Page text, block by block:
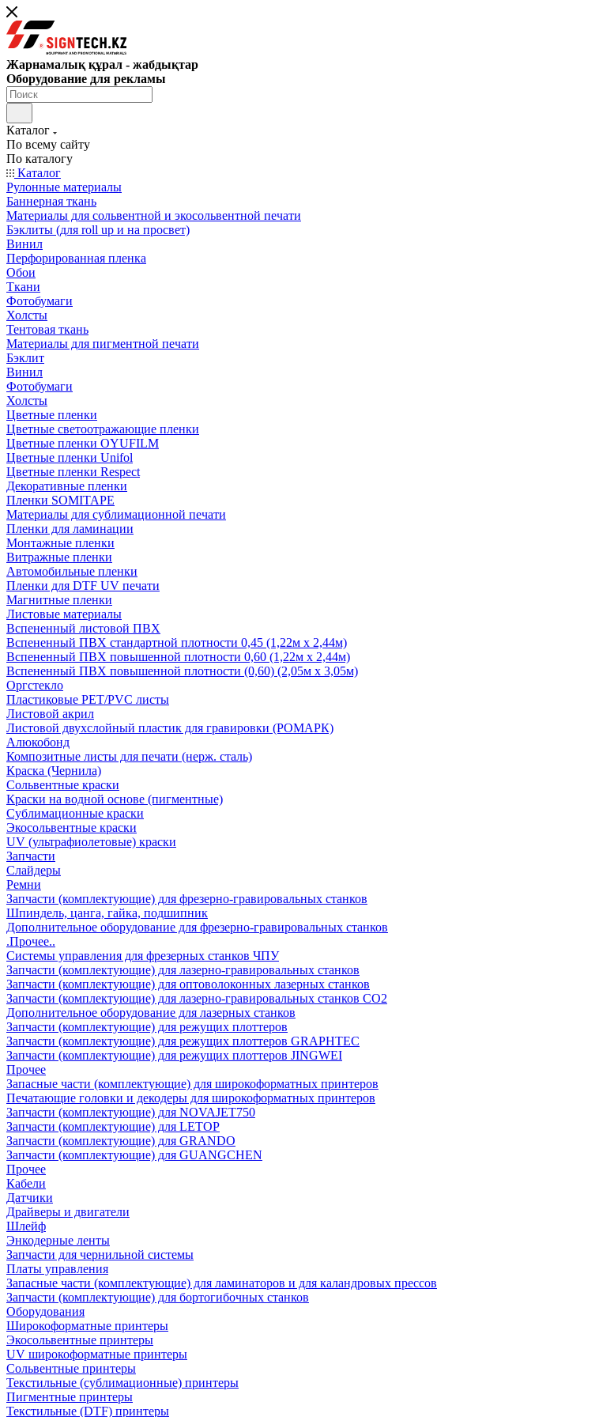
Жарнамалық құрал - жабдықтар
Оборудование для рекламы
Каталог
По всему сайту
По каталогу
Каталог
Рулонные материалы
Баннерная ткань
Материалы для сольвентной и экосольвентной печати
Бэклиты (для roll up и на просвет)
Винил
Перфорированная пленка
Обои
Ткани
Фотобумаги
Холсты
Тентовая ткань
Материалы для пигментной печати
Бэклит
Винил
Фотобумаги
Холсты
Цветные пленки
Цветные светоотражающие пленки
Цветные пленки OYUFILM
Цветные пленки Unifol
Цветные пленки Respect
Декоративные пленки
Пленки SOMITAPE
Материалы для сублимационной печати
Пленки для ламинации
Монтажные пленки
Витражные пленки
Автомобильные пленки
Пленки для DTF UV печати
Магнитные пленки
Листовые материалы
Вспененный листовой ПВХ
Вспененный ПВХ стандартной плотности 0,45 (1,22м х 2,44м)
Вспененный ПВХ повышенной плотности 0,60 (1,22м х 2,44м)
Вспененный ПВХ повышенной плотности (0,60) (2,05м х 3,05м)
Оргстекло
Пластиковые PET/PVC листы
Листовой акрил
Листовой двухслойный пластик для гравировки (РОМАРК)
Алюкобонд
Композитные листы для печати (нерж. сталь)
Краска (Чернила)
Сольвентные краски
Краски на водной основе (пигментные)
Сублимационные краски
Экосольвентные краски
UV (ультрафиолетовые) краски
Запчасти
Слайдеры
Ремни
Запчасти (комплектующие) для фрезерно-гравировальных станков
Шпиндель, цанга, гайка, подшипник
Дополнительное оборудование для фрезерно-гравировальных станков
.Прочее..
Системы управления для фрезерных станков ЧПУ
Запчасти (комплектующие) для лазерно-гравировальных станков
Запчасти (комплектующие) для оптоволоконных лазерных станков
Запчасти (комплектующие) для лазерно-гравировальных станков CO2
Дополнительное оборудование для лазерных станков
Запчасти (комплектующие) для режущих плоттеров
Запчасти (комплектующие) для режущих плоттеров GRAPHTEC
Запчасти (комплектующие) для режущих плоттеров JINGWEI
Прочее
Запасные части (комплектующие) для широкоформатных принтеров
Печатающие головки и декодеры для широкоформатных принтеров
Запчасти (комплектующие) для NOVAJET750
Запчасти (комплектующие) для LETOP
Запчасти (комплектующие) для GRANDO
Запчасти (комплектующие) для GUANGCHEN
Прочее
Кабели
Датчики
Драйверы и двигатели
Шлейф
Энкодерные ленты
Запчасти для чернильной системы
Платы управления
Запасные части (комплектующие) для ламинаторов и для каландровых прессов
Запчасти (комплектующие) для бортогибочных станков
Оборудования
Широкоформатные принтеры
Экосольвентные принтеры
UV широкоформатные принтеры
Сольвентные принтеры
Текстильные (сублимационные) принтеры
Пигментные принтеры
Текстильные (DTF) принтеры